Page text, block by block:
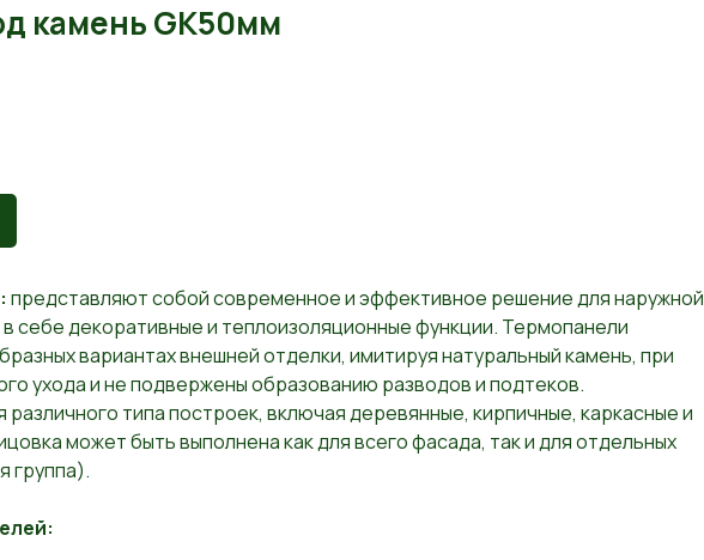
камень GK50мм
представляют собой современное и эффективное решение для наружной
себе декоративные и теплоизоляционные функции. Термопанели
вариантах внешней отделки, имитируя натуральный камень, при
ухода и не подвержены образованию разводов и подтеков.
типа построек, включая деревянные, кирпичные, каркасные и
может быть выполнена как для всего фасада, так и для отдельных
группа).